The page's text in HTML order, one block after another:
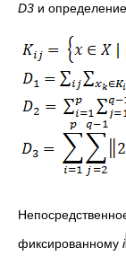
D3 и
фиксированному i